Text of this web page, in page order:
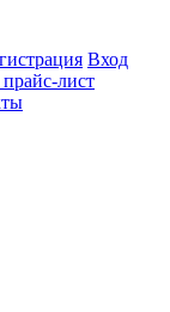
Вход
лист